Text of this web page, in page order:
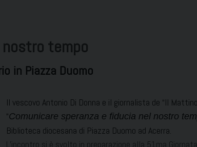
nostro tempo
in Piazza Duomo
Il vescovo Antonio Di Donna e il giornalista de “Il
“Comunicare speranza e fiducia nel nostro
Biblioteca diocesana di Piazza Duomo ad Acerra.
L’incontro si è svolto in preparazione alla 51ma